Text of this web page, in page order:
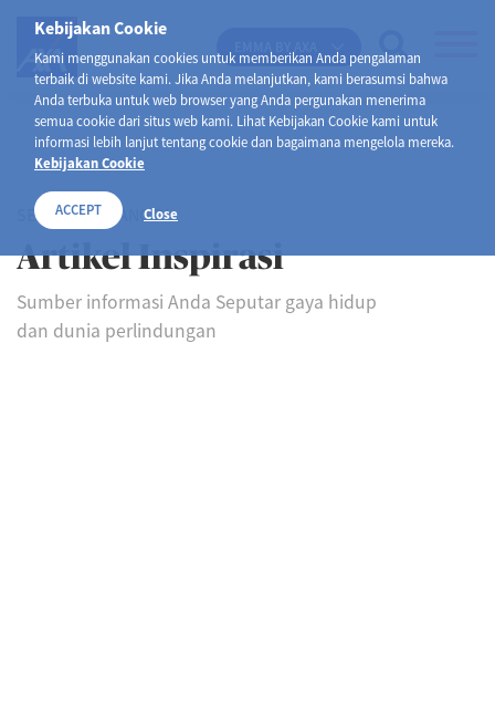
Kebijakan Cookie
Kami menggunakan cookies untuk memberikan Anda pengalaman
terbaik di website kami. Jika Anda melanjutkan, kami berasumsi bahwa
Anda terbuka untuk web browser yang Anda pergunakan menerima
semua cookie dari situs web kami. Lihat Kebijakan Cookie kami untuk
informasi lebih lanjut tentang cookie dan bagaimana mengelola mereka.
Kebijakan Cookie
ACCEPT Close
SELAMAT DATANG DI
Artikel Inspirasi
Sumber informasi Anda Seputar gaya hidup
dan dunia perlindungan